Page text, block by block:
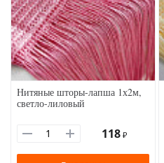
Нитяные шторы-лапша 1х2м,
светло-лиловый
118 ₽